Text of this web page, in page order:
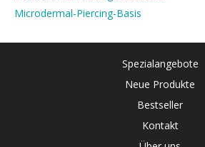
Microdermal-Piercing-Basis
Spezialangebote
Neue Produkte
Bestseller
Kontakt